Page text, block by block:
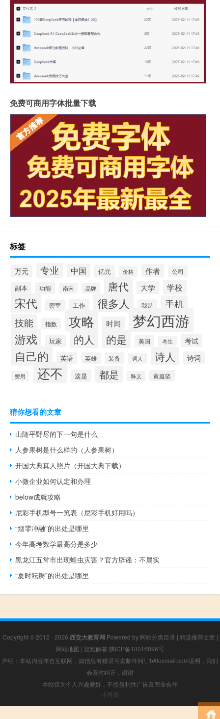
免费可商用字体批量下载
标签
万元 专业 中国 亿元 价格 作者 公司
副本 功能 南宋 品牌 唐代 大学 学校
宋代 密室 工作 很多人 我是
手机
技能
指数 攻略 时间 梦幻西游
游戏 玩家 的人 的是 美国 考生 考试
自己的 英语 英雄 装备 词人 诗人 诗词
费用 还不 这是 都是 释义 黄庭坚
猜你想看的文章
山随平野尽的下一句是什么
人参果树是什么样的（人参果树）
开国大典真人照片（开国大典下载）
小微企业如何认定和办理
below成就攻略
尼彩手机型号一览表（尼彩手机好用吗）
“烟霏冲融”的出处是哪里
今年高考数学最高分是多少
黑龙江五常市出现蝗虫灾害？官方辟谣：不属实
“夏时耘耨”的出处是哪里
Copyright © 2012 - 2026 西交大教育网 Powered by 网站分类目录 | 精选推荐文章 |
网站地图 | 疑难解答 陕ICP备10016896号
声明：本站内容来自互联网，如信息有错误可发邮件到f_fb#foxmail.com说明，我们
会及时纠正，谢谢
本站仅为个人兴趣爱好，不接盈利性广告及商业合作
小男孩